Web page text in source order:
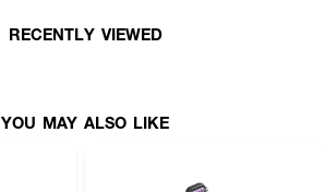
RECENTLY VIEWED
YOU MAY ALSO LIKE